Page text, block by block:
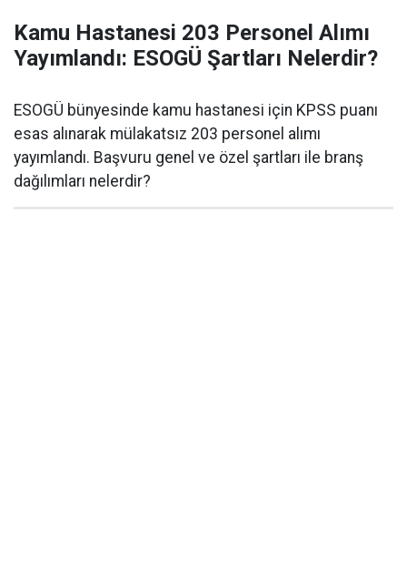
Kamu Hastanesi 203 Personel Alımı
Yayımlandı: ESOGÜ Şartları Nelerdir?
ESOGÜ bünyesinde kamu hastanesi için KPSS puanı
esas alınarak mülakatsız 203 personel alımı
yayımlandı. Başvuru genel ve özel şartları ile branş
dağılımları nelerdir?